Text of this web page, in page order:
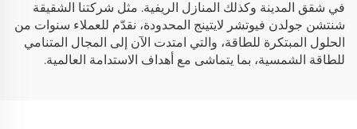
في شقق المدينة وكذلك المنازل الريفية. مثل شركتنا الشقيقة
شنتشن جولدن فيوتشر لايتينج المحدودة، نقدّم للعملاء سنوات من
الحلول المبتكرة للطاقة، والتي امتدت الآن إلى المجال المتنامي
للطاقة الشمسية، بما يتماشى مع أهداف الاستدامة العالمية.